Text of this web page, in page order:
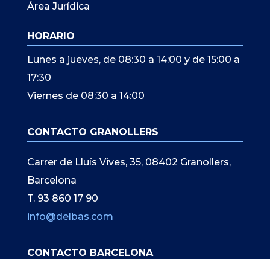
Área Jurídica
HORARIO
Lunes a jueves, de 08:30 a 14:00 y de 15:00 a
17:30
Viernes de 08:30 a 14:00
CONTACTO GRANOLLERS
Carrer de Lluís Vives, 35, 08402 Granollers,
Barcelona
T. 93 860 17 90
info@delbas.com
CONTACTO BARCELONA